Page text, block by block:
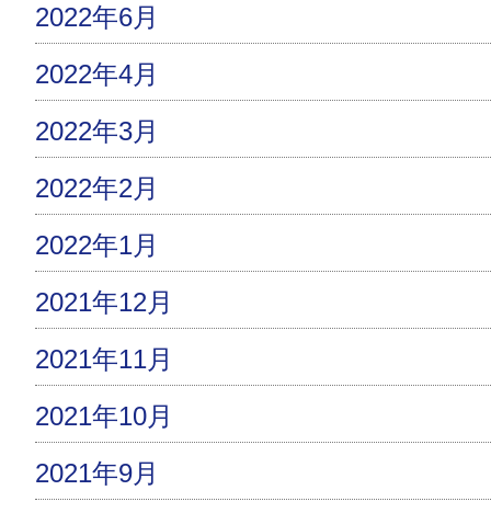
2022年6月
2022年4月
2022年3月
2022年2月
2022年1月
2021年12月
2021年11月
2021年10月
2021年9月